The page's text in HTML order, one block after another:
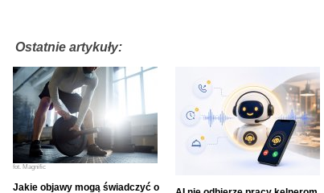
Ostatnie artykuły:
fot. Magnific
Jakie objawy mogą świadczyć o